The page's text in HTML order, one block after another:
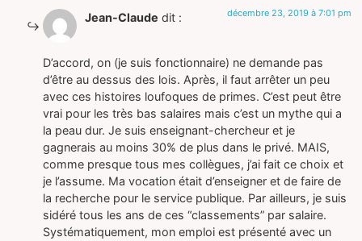
Jean-Claude dit : décembre 23, 2019 à 7:01 pm
D’accord, on (je suis fonctionnaire) ne demande pas
d’être au dessus des lois. Après, il faut arrêter un peu
avec ces histoires loufoques de primes. C’est peut être
vrai pour les très bas salaires mais c’est un mythe qui a
la peau dur. Je suis enseignant-chercheur et je
gagnerais au moins 30% de plus dans le privé. MAIS,
comme presque tous mes collègues, j’ai fait ce choix et
je l’assume. Ma vocation était d’enseigner et de faire de
la recherche pour le service publique. Par ailleurs, je suis
sidéré tous les ans de ces “classements” par salaire.
Systématiquement, mon emploi est présenté avec un